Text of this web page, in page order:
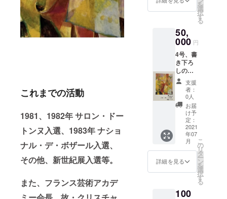
これまでの活動
1981、1982年 サロン・ドー
トンヌ入選、1983年 ナショ
ナル・デ・ボザール入選、
その他、新世紀展入選等。
また、フランス芸術アカデ
を
選
択
す
る
50,
000 円
4号、書
き下ろ
しの油
彩画の
提供。
支援
者：
0人
お届
け予
定：
2021
年07
月
詳細を見る
こ
の
リ
タ
ー
ン
を
選
択
す
る
100